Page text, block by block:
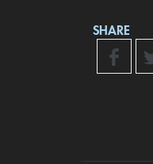
SHARE